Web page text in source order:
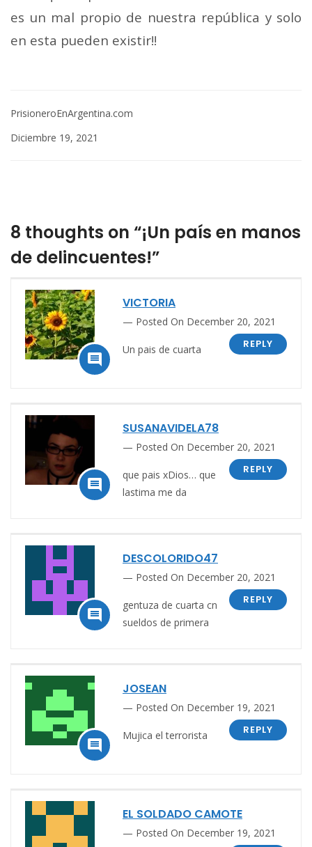
es un mal propio de nuestra república y solo
en esta pueden existir!!
PrisioneroEnArgentina.com
Diciembre 19, 2021
8 thoughts on “¡Un país en manos
de delincuentes!”

VICTORIA
Posted On December 20, 2021
REPLY
Un pais de cuarta

SUSANAVIDELA78
Posted On December 20, 2021
REPLY
que pais xDios… que
lastima me da

DESCOLORIDO47
Posted On December 20, 2021
REPLY
gentuza de cuarta cn
sueldos de primera

JOSEAN
Posted On December 19, 2021
REPLY
Mujica el terrorista
EL SOLDADO CAMOTE
Posted On December 19, 2021